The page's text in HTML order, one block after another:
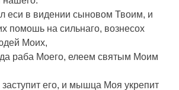
еси в видении сыновом Твоим, и
помошь на сильнаго, вознесох
Моих,
раба Moeгo, елеем святым Моим
eго, и мышца Моя укрепит